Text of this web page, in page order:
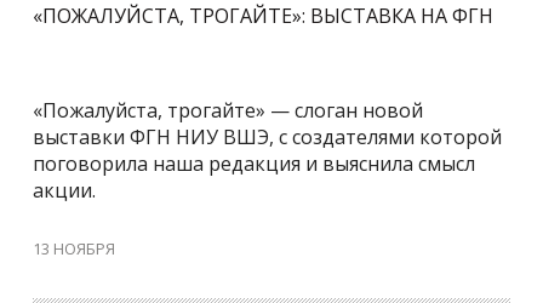
«ПОЖАЛУЙСТА, ТРОГАЙТЕ»: ВЫСТАВКА НА ФГН
«Пожалуйста, трогайте» — слоган новой
выставки ФГН НИУ ВШЭ, с создателями которой
поговорила наша редакция и выяснила смысл
акции.
13 НОЯБРЯ